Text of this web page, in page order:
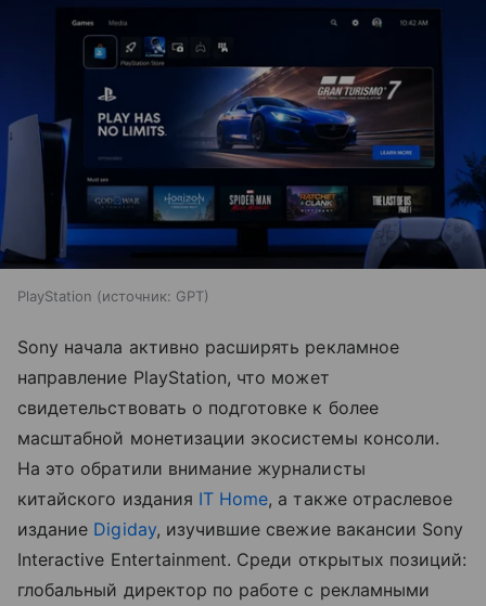
PlayStation источник: GPT
Sony начала активно расширять рекламное
направление PlayStation, что может
свидетельствовать о подготовке к более
масштабной монетизации экосистемы консоли.
На это обратили внимание журналисты
китайского издания IT Home, а также отраслевое
издание Digiday, изучившие свежие вакансии Sony
Interactive Entertainment. Среди открытых позиций:
глобальный директор по работе с рекламными